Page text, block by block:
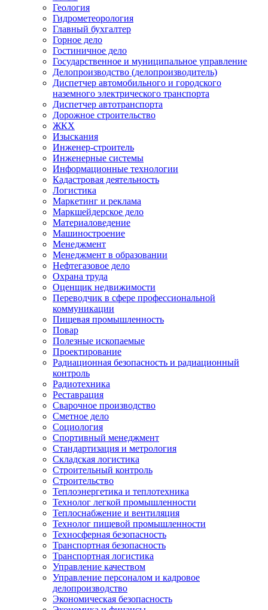
Геология
Гидрометеорология
Главный бухгалтер
Горное дело
Гостиничное дело
Государственное и муниципальное управление
Делопроизводство (делопроизводитель)
Диспетчер автомобильного и городского
наземного электрического транспорта
Диспетчер автотранспорта
Дорожное строительство
ЖКХ
Изыскания
Инженер-строитель
Инженерные системы
Информационные технологии
Кадастровая деятельность
Логистика
Маркетинг и реклама
Маркшейдерское дело
Материаловедение
Машиностроение
Менеджмент
Менеджмент в образовании
Нефтегазовое дело
Охрана труда
Оценщик недвижимости
Переводчик в сфере профессиональной
коммуникации
Пищевая промышленность
Повар
Полезные ископаемые
Проектирование
Радиационная безопасность и радиационный
контроль
Радиотехника
Реставрация
Сварочное производство
Сметное дело
Социология
Спортивный менеджмент
Стандартизация и метрология
Складская логистика
Строительный контроль
Строительство
Теплоэнергетика и теплотехника
Технолог легкой промышленности
Теплоснабжение и вентиляция
Технолог пищевой промышленности
Техносферная безопасность
Транспортная безопасность
Транспортная логистика
Управление качеством
Управление персоналом и кадровое
делопроизводство
Экономическая безопасность